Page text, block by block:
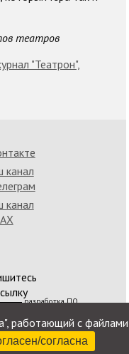
театров
"Театрон",
канал
канал
разработка ПО
сайта
работающий с файлами
согласна